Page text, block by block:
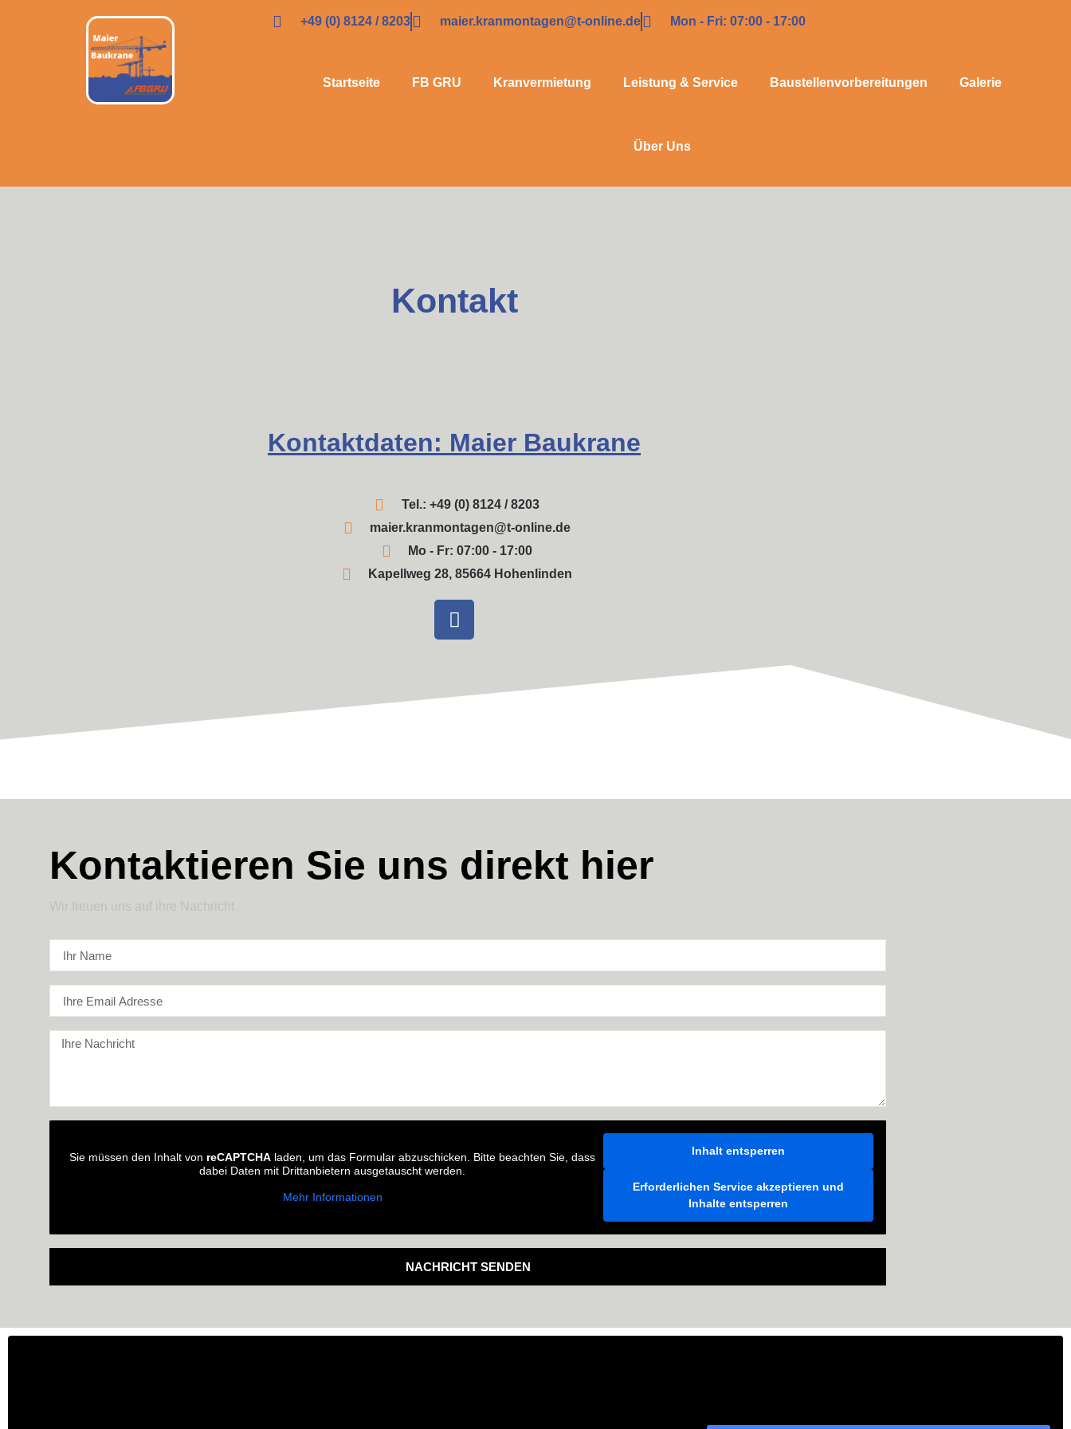
+49 (0) 8124 / 8203 maier.kranmontagen@t-online.de Mon - Fri: 07:00 - 17:00
Startseite FB GRU Kranvermietung Leistung & Service Baustellenvorbereitungen Galerie
Über Uns
Kontakt
Kontaktdaten: Maier Baukrane
Tel.: +49 (0) 8124 / 8203
maier.kranmontagen@t-online.de
Mo - Fr: 07:00 - 17:00
Kapellweg 28, 85664 Hohenlinden
Kontaktieren Sie uns direkt hier
Sie müssen den Inhalt von reCAPTCHA laden, um das Formular abzuschicken. Bitte beachten Sie, dass
dabei Daten mit Drittanbietern ausgetauscht werden.
Mehr Informationen
Inhalt entsperren
Erforderlichen Service akzeptieren und
Inhalte entsperren
NACHRICHT SENDEN